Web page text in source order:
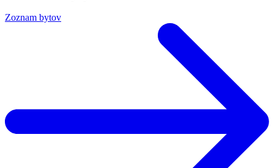
Zoznam bytov